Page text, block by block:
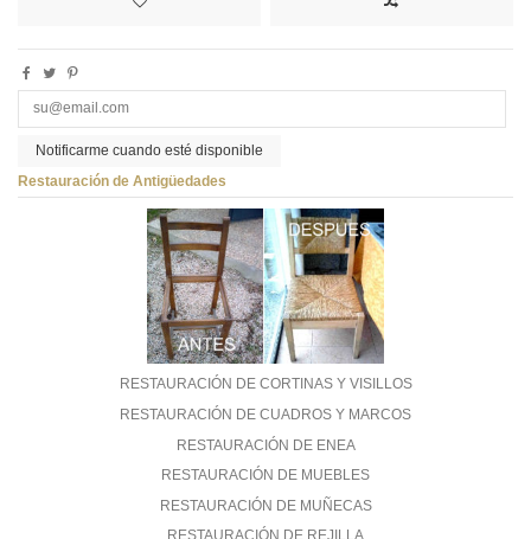
Notificarme cuando esté disponible
Restauración de Antigüedades
RESTAURACIÓN DE CORTINAS Y VISILLOS
RESTAURACIÓN DE CUADROS Y MARCOS
RESTAURACIÓN DE ENEA
RESTAURACIÓN DE MUEBLES
RESTAURACIÓN DE MUÑECAS